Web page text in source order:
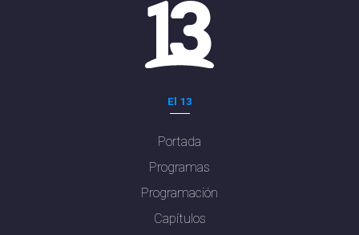
El 13
Portada
Programas
Programación
Capítulos